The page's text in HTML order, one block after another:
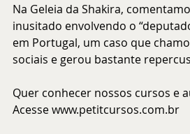
Na Geleia da Shakira,
inusitado envolvendo o
em Portugal, um caso que
sociais e gerou bastante
Quer conhecer nossos cursos e
Acesse www.petitcursos.com.br